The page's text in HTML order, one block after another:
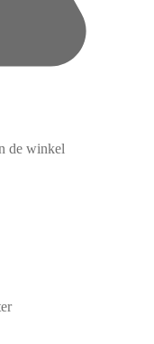
de winkel